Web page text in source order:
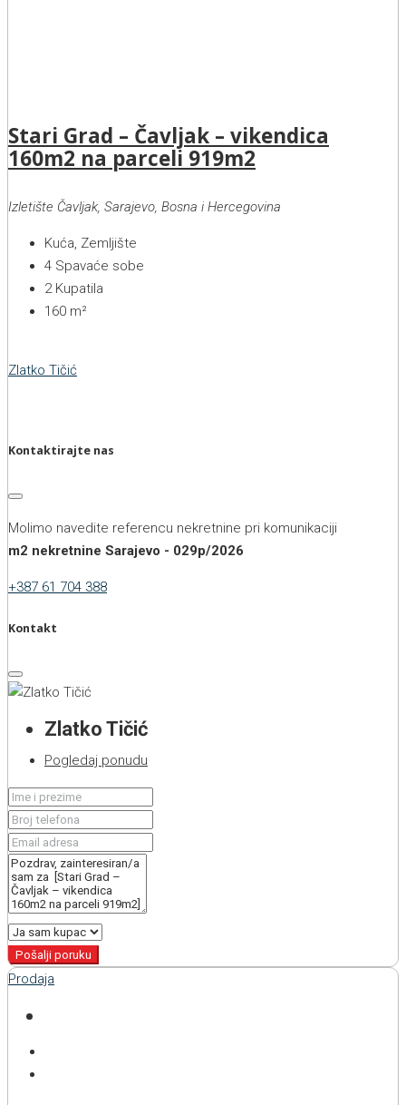
Stari Grad – Čavljak – vikendica
160m2 na parceli 919m2
Izletište Čavljak, Sarajevo, Bosna i Hercegovina
Kuća, Zemljište
4 Spavaće sobe
2 Kupatila
160 m²
Zlatko Tičić
Kontaktirajte nas
Molimo navedite referencu nekretnine pri komunikaciji
m2 nekretnine Sarajevo - 029p/2026
+387 61 704 388
Kontakt
Zlatko Tičić
Pogledaj ponudu
Pošalji poruku
Prodaja